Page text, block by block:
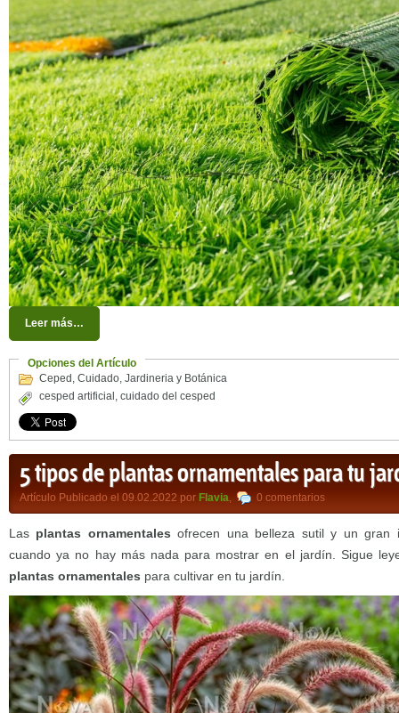
Leer más…
Opciones del Artículo
Ceped , Cuidado, Jardineria y Botánica
cesped artificial , cuidado del cesped
5 tipos de plantas ornamentales para tu
Artículo Publicado el 09.02.2022 por Flavia, 0 comentarios
Las plantas ornamentales ofrecen una belleza sutil y un gran
cuando ya no hay más nada para mostrar en el jardín. Sigue
plantas ornamentales para cultivar en tu jardín.